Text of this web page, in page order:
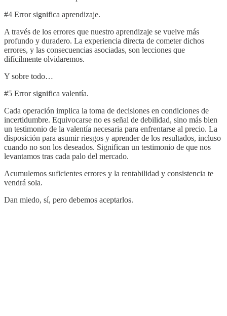
#4 Error significa aprendizaje.
A través de los errores que nuestro aprendizaje se vuelve más
profundo y duradero. La experiencia directa de cometer dichos
errores, y las consecuencias asociadas, son lecciones que
difícilmente olvidaremos.
Y sobre todo…
#5 Error significa valentía.
Cada operación implica la toma de decisiones en condiciones de
incertidumbre. Equivocarse no es señal de debilidad, sino más bien
un testimonio de la valentía necesaria para enfrentarse al precio. La
disposición para asumir riesgos y aprender de los resultados, incluso
cuando no son los deseados. Significan un testimonio de que nos
levantamos tras cada palo del mercado.
Acumulemos suficientes errores y la rentabilidad y consistencia te
vendrá sola.
Dan miedo, sí, pero debemos aceptarlos.